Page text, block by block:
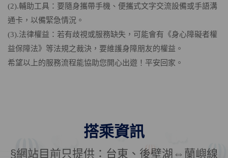
(2).輔助工具：要隨身攜帶手機、便攜式文字交流設備或手語溝
通卡，以備緊急情況。
(3).法律權益：若有歧視或服務缺失，可能會有《身心障礙者權
益保障法》等法規之裁決，要維護身障朋友的權益。
希望以上的服務流程能協助您開心出遊！平安回家。
搭乘資訊
§網站目前只提供：台東、後壁湖⇔蘭嶼線